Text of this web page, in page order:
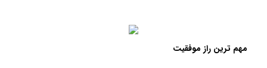
مهم ترین راز موفقیت